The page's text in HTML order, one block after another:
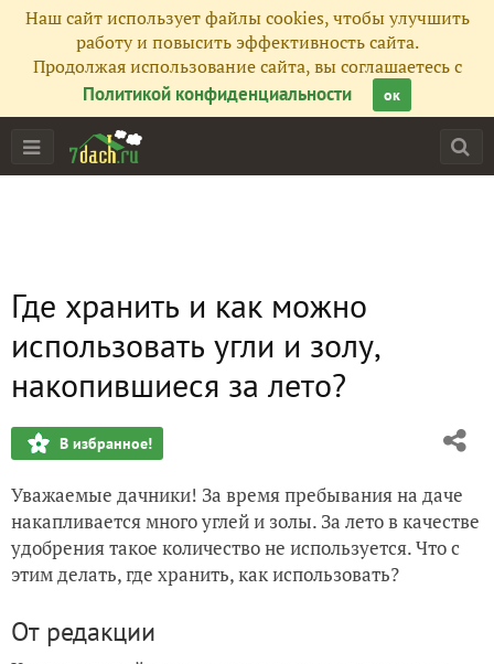
Наш сайт использует файлы cookies, чтобы улучшить
работу и повысить эффективность сайта.
Продолжая использование сайта, вы соглашаетесь с
Политикой конфиденциальности
ок
Где хранить и как можно
использовать угли и золу,
накопившиеся за лето?
В избранное!
Уважаемые дачники! За время пребывания на даче
накапливается много углей и золы. За лето в качестве
удобрения такое количество не используется. Что с
этим делать, где хранить, как использовать?
От редакции